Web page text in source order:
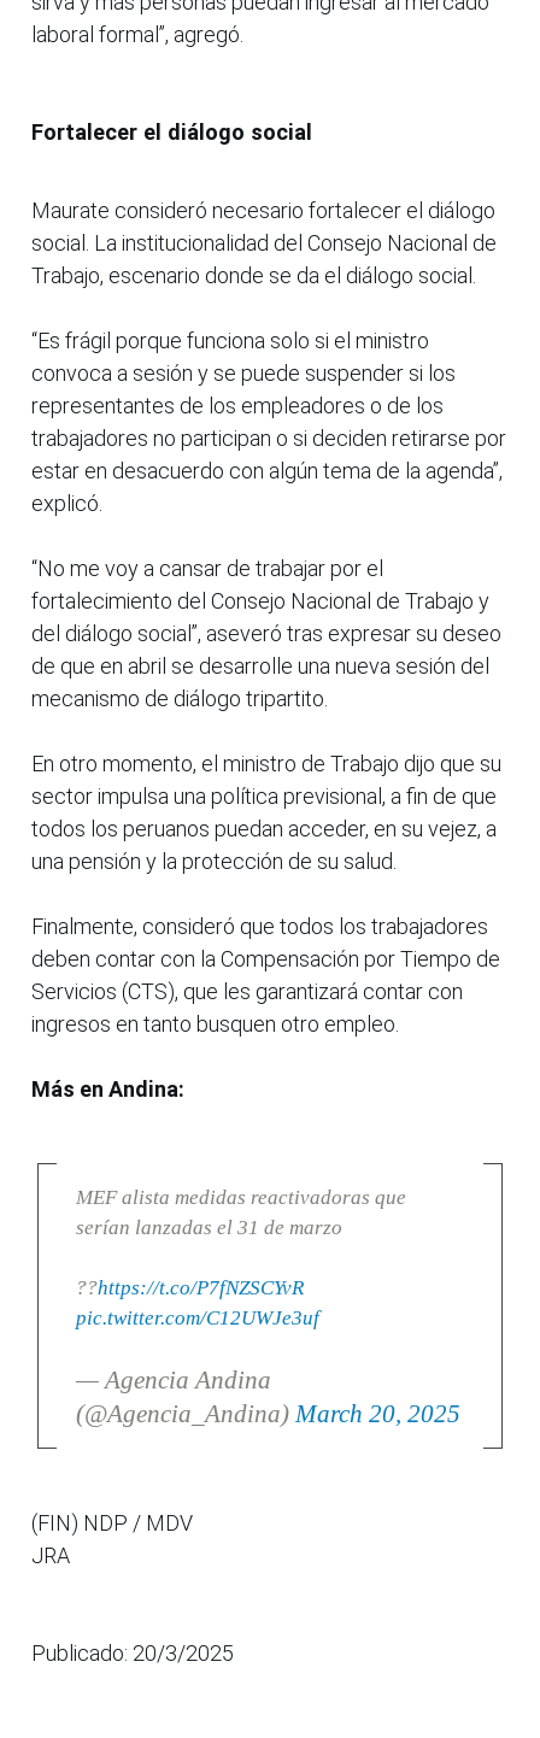
laboral formal”, agregó.
Fortalecer el diálogo social
Maurate consideró necesario fortalecer el diálogo
social. La institucionalidad del Consejo Nacional de
Trabajo, escenario donde se da el diálogo social.
“Es frágil porque funciona solo si el ministro
convoca a sesión y se puede suspender si los
representantes de los empleadores o de los
trabajadores no participan o si deciden retirarse por
estar en desacuerdo con algún tema de la agenda”,
explicó.
“No me voy a cansar de trabajar por el
fortalecimiento del Consejo Nacional de Trabajo y
del diálogo social”, aseveró tras expresar su deseo
de que en abril se desarrolle una nueva sesión del
mecanismo de diálogo tripartito.
En otro momento, el ministro de Trabajo dijo que su
sector impulsa una política previsional, a fin de que
todos los peruanos puedan acceder, en su vejez, a
una pensión y la protección de su salud.
Finalmente, consideró que todos los trabajadores
deben contar con la Compensación por Tiempo de
Servicios (CTS), que les garantizará contar con
ingresos en tanto busquen otro empleo.
Más en Andina:
MEF alista medidas reactivadoras que
serían lanzadas el 31 de marzo
??https://t.co/P7fNZSCYvR
pic.twitter.com/C12UWJe3uf
— Agencia Andina
(@Agencia_Andina) March 20, 2025
(FIN) NDP / MDV
JRA
Publicado: 20/3/2025